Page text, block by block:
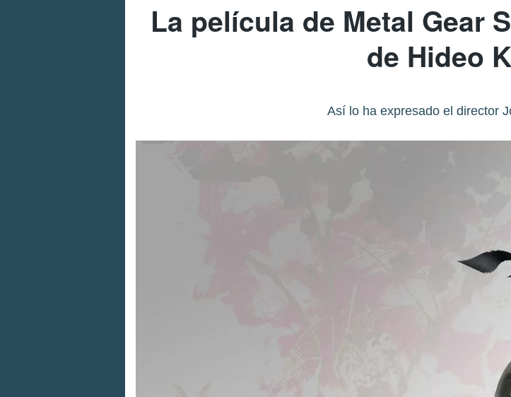
La película de Metal Gear
de Hideo
Así lo ha expresado el director